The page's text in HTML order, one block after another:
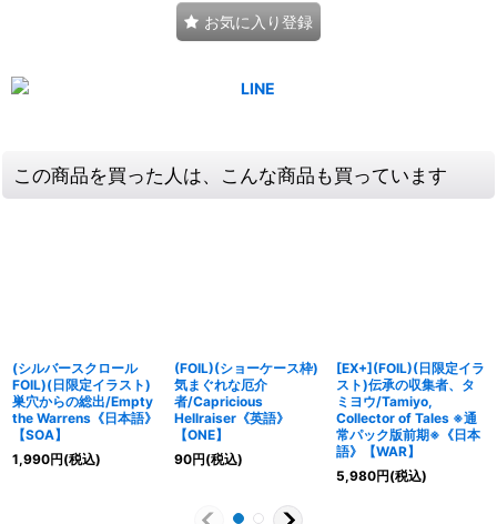
お気に入り登録
この商品を買った人は、こんな商品も買っています
(シルバースクロール
FOIL)(日限定イラスト)
巣穴からの総出/Empty
the Warrens《日本語》
【SOA】
1,990円(税込)
(FOIL)(ショーケース枠)
気まぐれな厄介
者/Capricious
Hellraiser《英語》
【ONE】
90円(税込)
[EX+](FOIL)(日限定イラ
スト)伝承の収集者、タ
ミヨウ/Tamiyo,
Collector of Tales ※通
常パック版前期※《日本
語》【WAR】
5,980円(税込)